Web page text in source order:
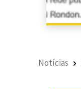
Notícias